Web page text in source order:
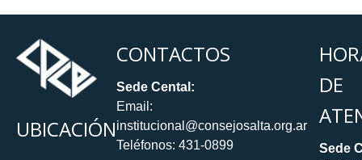
UBICACIÓN
CONTACTOS
Sede Cental:
Email:
institucional@consejosalta.org.ar
Teléfonos: 431-0899
DE
Sede